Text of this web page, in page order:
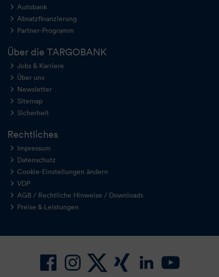
Autobank
Absatzfinanzierung
Partner-Programm
Über die TARGOBANK
Jobs & Karriere
Über uns
Newsletter
Sitemap
Sicherheit
Rechtliches
Impressum
Datenschutz
Cookie-Einstellungen ändern
VDP
AGB / Rechtliche Hinweise / Downloads
Preise & Leistungen